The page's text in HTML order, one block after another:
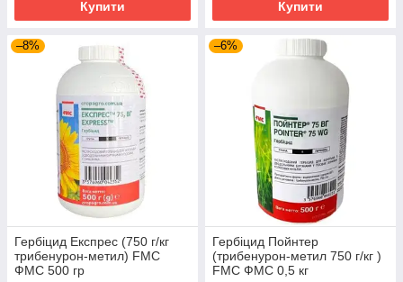
Купити Купити
–8%
Гербіцид Експрес (750 г/кг
трибенурон-метил) FMC
ФМС 500 гр
–6%
Гербіцид Пойнтер
(трибенурон-метил 750 г/кг )
FMC ФМС 0,5 кг